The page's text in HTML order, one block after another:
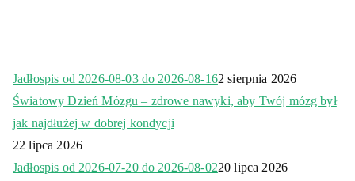
Jadłospis od 2026-08-03 do 2026-08-162 sierpnia 2026
Światowy Dzień Mózgu – zdrowe nawyki, aby Twój mózg był
jak najdłużej w dobrej kondycji
22 lipca 2026
Jadłospis od 2026-07-20 do 2026-08-0220 lipca 2026